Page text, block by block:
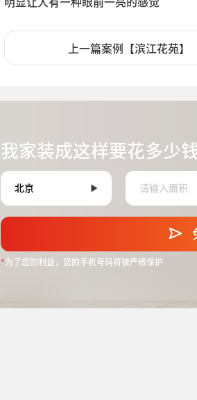
上一篇案例【滨江花苑】
我家装成这样要花多少
*为了您的利益，您的手机号码将被严格保护